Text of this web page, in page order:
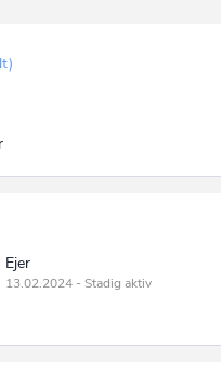
Ejer
13.02.2024 - Stadig aktiv